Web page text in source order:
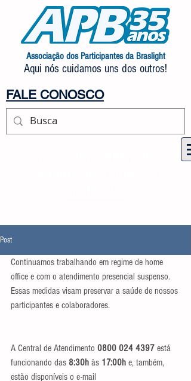
Associação dos Participantes da Braslight
Aqui nós cuidamos uns dos outros!
FALE CONOSCO
Post
Continuamos trabalhando em regime de home
office e com o atendimento presencial suspenso.
Essas medidas visam preservar a saúde de nossos
participantes e colaboradores.
A Central de Atendimento 0800 024 4397 está
funcionando das 8:30h às 17:00h e, também,
estão disponíveis o e-mail